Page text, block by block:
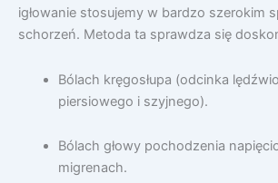
igłowanie stosujemy w bardzo szerokim
schorzeń. Metoda ta sprawdza się
Bólach kręgosłupa (odcinka
piersiowego i szyjnego).
Bólach głowy pochodzenia
migrenach.